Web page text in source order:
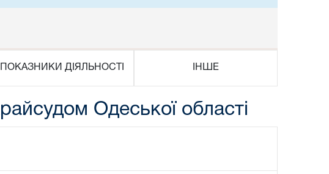
ПОКАЗНИКИ ДІЯЛЬНОСТІ ІНШЕ
Одеської області